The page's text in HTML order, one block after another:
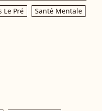
Le Pré Santé Mentale